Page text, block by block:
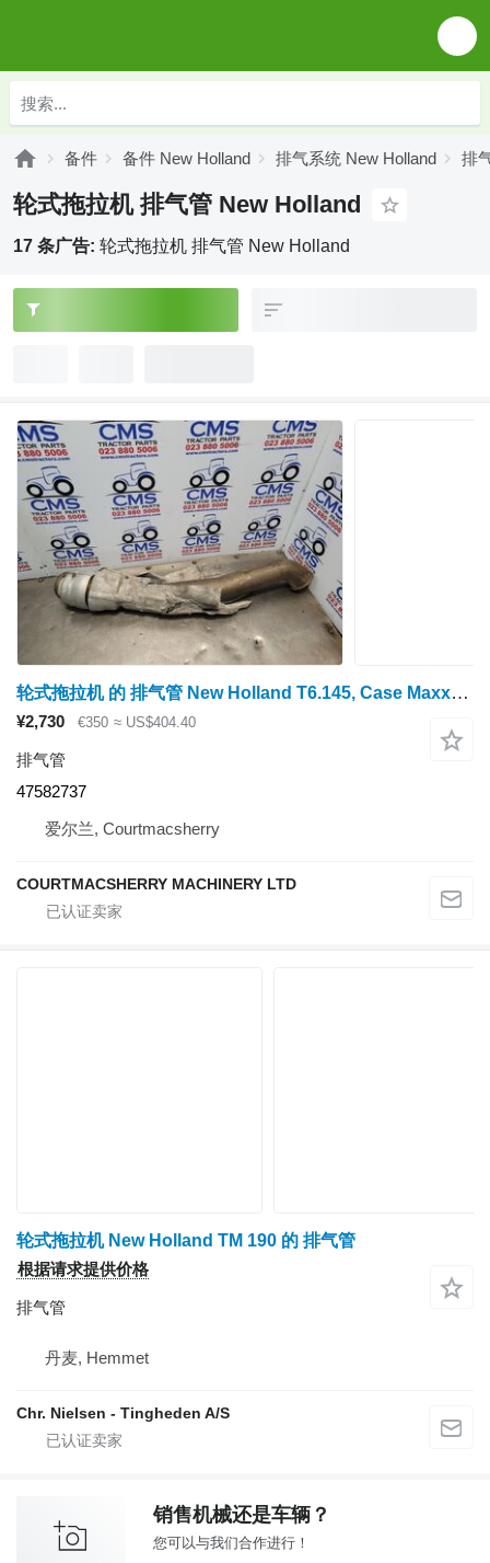
备件 备件 New Holland 排气系统 New Holland 排
轮式拖拉机 排气管 New Holland
17 条广告: 轮式拖拉机 排气管 New Holland
轮式拖拉机 的 排气管 New Holland T6.145, Case Maxxum 115, 125, 135, 145 Exhaust Pipe 47582737
¥2,730 €350 ≈ US$404.40
排气管
47582737
爱尔兰, Courtmacsherry
COURTMACSHERRY MACHINERY LTD
轮式拖拉机 New Holland TM 190 的 排气管
根据请求提供价格
排气管
丹麦, Hemmet
Chr. Nielsen - Tingheden A/S
销售机械还是车辆？
您可以与我们合作进行！